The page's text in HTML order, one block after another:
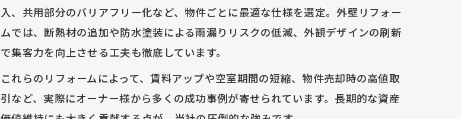
入、共用部分のバリアフリー化など、物件ごとに最適な仕様を選定。外壁リフォー
ムでは、断熱材の追加や防水塗装による雨漏りリスクの低減、外観デザインの刷新
で集客力を向上させる工夫も徹底しています。
これらのリフォームによって、賃料アップや空室期間の短縮、物件売却時の高値取
引など、実際にオーナー様から多くの成功事例が寄せられています。長期的な資産